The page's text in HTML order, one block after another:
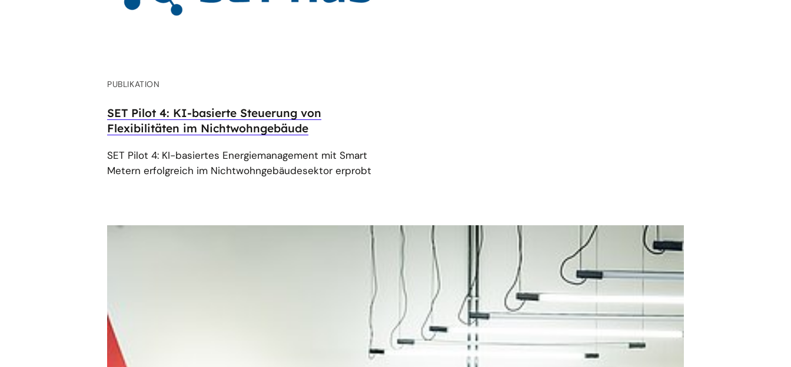
PUBLIKATION
SET Pilot 4: KI-basierte Steuerung von
Flexibilitäten im Nichtwohngebäude
SET Pilot 4: KI-basiertes Energiemanagement mit Smart
Metern erfolgreich im Nichtwohngebäudesektor erprobt